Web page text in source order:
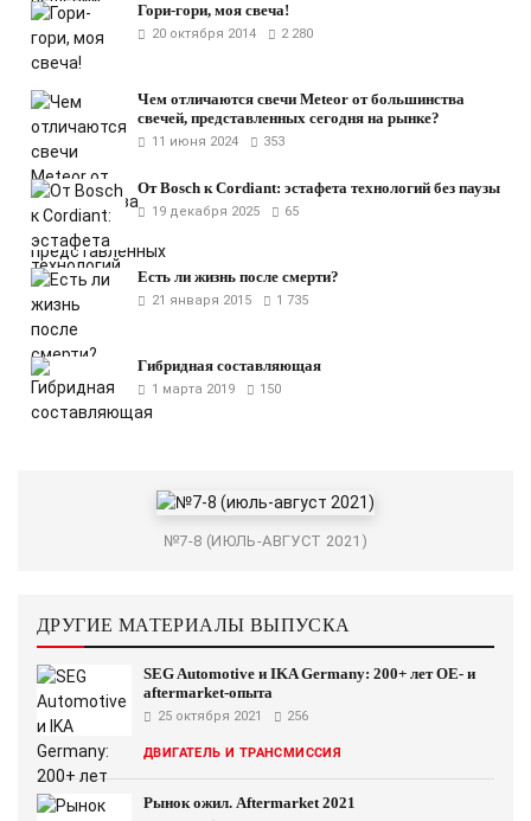
Гори-гори, моя свеча!
20 октября 2014 2 280
Чем отличаются свечи Meteor от большинства
свечей, представленных сегодня на рынке?
11 июня 2024 353
От Bosch к Cordiant: эстафета технологий без паузы
19 декабря 2025 65
Есть ли жизнь после смерти?
21 января 2015 1 735
Гибридная составляющая
1 марта 2019 150
№7-8 (ИЮЛЬ-АВГУСТ 2021)
ДРУГИЕ МАТЕРИАЛЫ ВЫПУСКА
SEG Automotive и IKA Germany: 200+ лет OE- и
aftermarket-опыта
25 октября 2021 256
ДВИГАТЕЛЬ И ТРАНСМИССИЯ
Рынок ожил. Aftermarket 2021